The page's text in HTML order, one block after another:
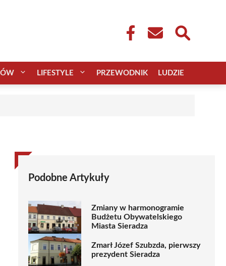
LIFESTYLE PRZEWODNIK LUDZIE
Podobne Artykuły
Zmiany w harmonogramie
Budżetu Obywatelskiego
Miasta Sieradza
Zmarł Józef Szubzda, pierwszy
prezydent Sieradza